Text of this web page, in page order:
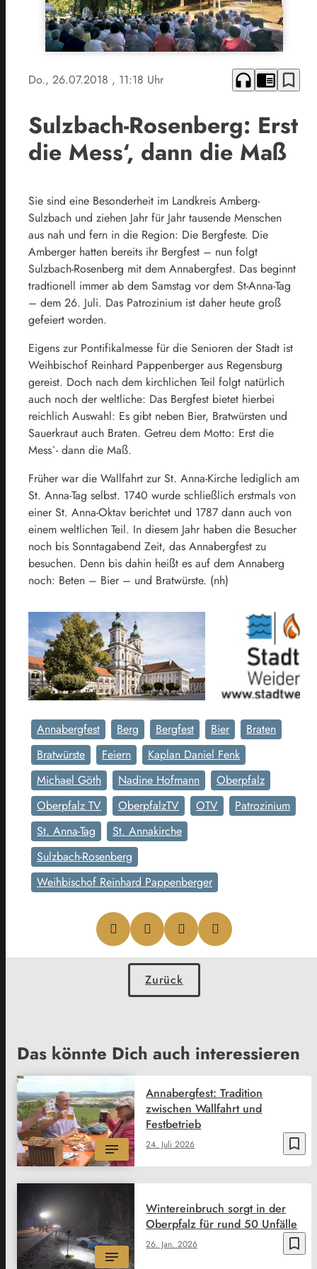
Do., 26.07.2018 , 11:18 Uhr headphones chrome_reader_mode bookmark_border
Sulzbach-Rosenberg: Erst
die Mess‘, dann die Maß
Sie sind eine Besonderheit im Landkreis Amberg-
Sulzbach und ziehen Jahr für Jahr tausende Menschen
aus nah und fern in die Region: Die Bergfeste. Die
Amberger hatten bereits ihr Bergfest – nun folgt
Sulzbach-Rosenberg mit dem Annabergfest. Das beginnt
tradtionell immer ab dem Samstag vor dem St-Anna-Tag
– dem 26. Juli. Das Patrozinium ist daher heute groß
gefeiert worden.
Eigens zur Pontifikalmesse für die Senioren der Stadt ist
Weihbischof Reinhard Pappenberger aus Regensburg
gereist. Doch nach dem kirchlichen Teil folgt natürlich
auch noch der weltliche: Das Bergfest bietet hierbei
reichlich Auswahl: Es gibt neben Bier, Bratwürsten und
Sauerkraut auch Braten. Getreu dem Motto: Erst die
Mess`- dann die Maß.
Früher war die Wallfahrt zur St. Anna-Kirche lediglich am
St. Anna-Tag selbst. 1740 wurde schließlich erstmals von
einer St. Anna-Oktav berichtet und 1787 dann auch von
einem weltlichen Teil. In diesem Jahr haben die Besucher
noch bis Sonntagabend Zeit, das Annabergfest zu
besuchen. Denn bis dahin heißt es auf dem Annaberg
noch: Beten – Bier – und Bratwürste. (nh)
Annabergfest Berg Bergfest Bier
Braten
Bratwürste
Feiern
Kaplan Daniel Fenk
Michael Göth
Nadine Hofmann
Oberpfalz
Oberpfalz TV
OberpfalzTV OTV
Patrozinium
St. Anna-Tag
St. Annakirche
Sulzbach-Rosenberg
Weihbischof Reinhard Pappenberger
Zurück
Das könnte Dich auch interessieren
bookmark_border
24. Juli 2026
Annabergfest: Tradition
zwischen Wallfahrt und
Festbetrieb
bookmark_border
26. Jan. 2026
Wintereinbruch sorgt in der
Oberpfalz für rund 50 Unfälle